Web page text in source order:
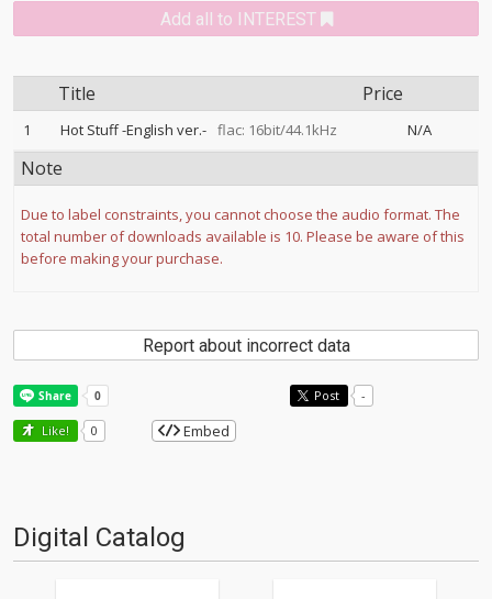
Add all to INTEREST
Title Price
1 Hot Stuff -English ver.- flac: 16bit/44.1kHz N/A
Note
Due to label constraints, you cannot choose the audio format. The
total number of downloads available is 10. Please be aware of this
before making your purchase.
Report about incorrect data
Post -
Like! 0 Embed
Digital Catalog